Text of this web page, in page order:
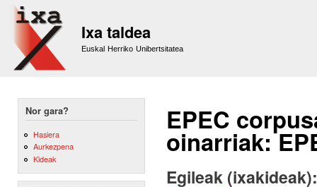
Ixa taldea
Euskal Herriko Unibertsitatea
Nor gara?
Hasiera
Aurkezpena
Kideak
EPEC
oinarriak:
Egileak